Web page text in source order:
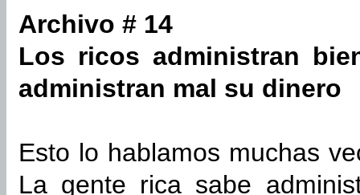
Archivo # 14
Los ricos administran
administran mal su dinero
Esto lo hablamos muchas
La gente rica sabe